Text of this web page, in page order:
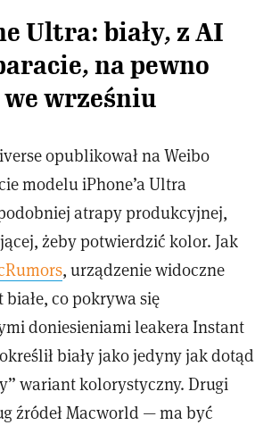
Ultra: biały, z AI
na pewno
we wrześniu
opublikował na Weibo
modelu iPhone’a Ultra
atrapy produkcyjnej,
żeby potwierdzić kolor. Jak
, urządzenie widoczne
co pokrywa się
doniesieniami leakera Instant
biały jako jedyny jak dotąd
wariant kolorystyczny. Drugi
źródeł Macworld — ma być